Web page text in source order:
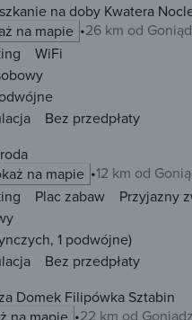
na doby Kwatera
na mapie
26 km od
WiFi
Bez przedpłaty
na mapie 12 km od
Plac zabaw Przyjazny
1 podwójne)
Bez przedpłaty
Domek Filipówka Sztabin
22 km od